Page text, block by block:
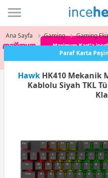
Incehesap
Ana Sayfa Gaming Gaming
Paraf Karta
Hawk HK410 Mekanik
Kablolu Siyah TKL